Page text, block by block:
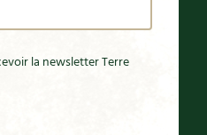
la newsletter Terre